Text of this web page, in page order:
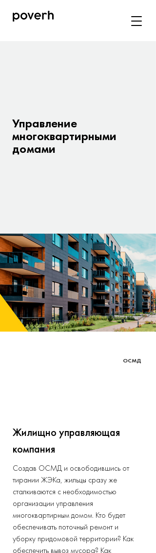
Управление
многоквартирными
домами
ОСМД
Жилищно управляющая
компания
Создав ОСМД и освободившись от
тирании ЖЭКа, жильцы сразу же
сталкиваются с необходимостью
организации управления
многоквартирным домом. Кто будет
обеспечивать поточный ремонт и
уборку придомовой территории? Как
обеспечить вывоз мусора? Как